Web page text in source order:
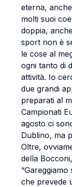
eterna,
molti suoi
doppia,
sport non è
le cose al
ogni tanto di
attività. Io
due grandi
preparati al
Campionati
agosto ci
Dublino, ma
Oltre,
della
che prevede